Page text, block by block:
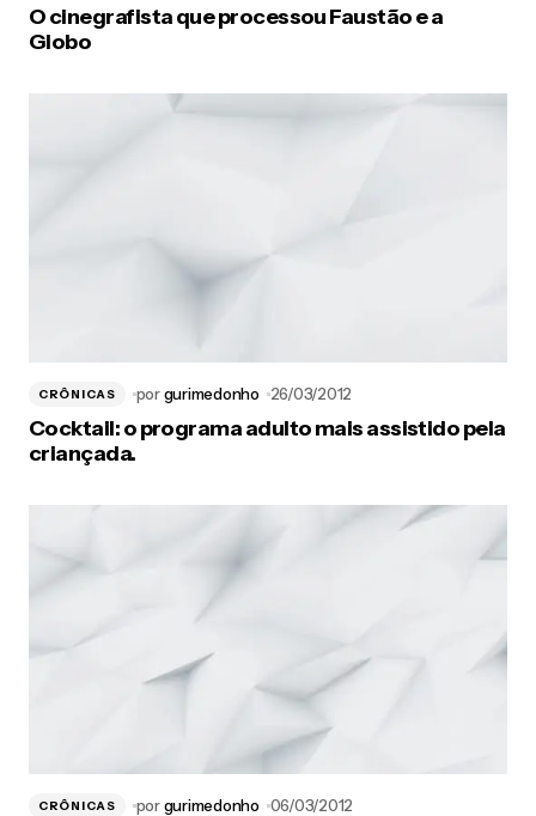
O cinegrafista que processou Faustão e a
Globo
CRÔNICAS porgurimedonho 26/03/2012
Cocktail: o programa adulto mais assistido pela
criançada.
CRÔNICAS porgurimedonho 06/03/2012